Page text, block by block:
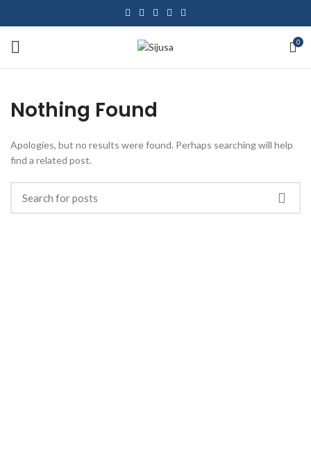
0
Nothing Found
Apologies, but no results were found. Perhaps searching will help
find a related post.